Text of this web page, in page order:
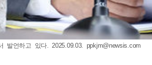
발언하고 있다. 2025.09.03. ppkjm@newsis.com